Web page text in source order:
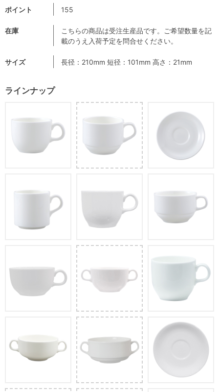
ポイント 155
在庫
こちらの商品は受注生産品です。ご希望数量を記
載のうえ入荷予定を問合せください。
サイズ 長径：210mm 短径：101mm 高さ：21mm
ラインナップ